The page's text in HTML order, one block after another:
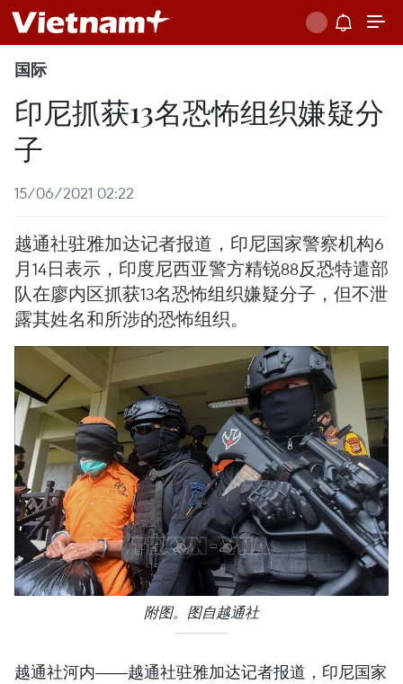
国际
印尼抓获13名恐怖组织嫌疑分
子
15/06/2021 02:22
越通社驻雅加达记者报道，印尼国家警察机构6
月14日表示，印度尼西亚警方精锐88反恐特遣部
队在廖内区抓获13名恐怖组织嫌疑分子，但不泄
露其姓名和所涉的恐怖组织。
附图。图自越通社
越通社河内——越通社驻雅加达记者报道，印尼国家